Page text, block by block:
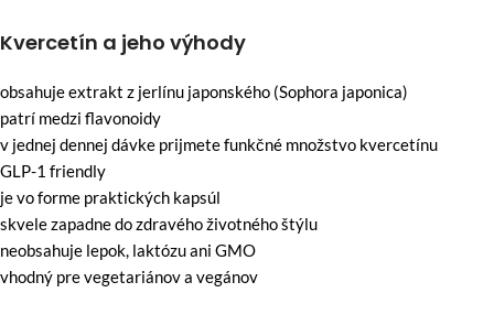
Kvercetín a jeho výhody
obsahuje extrakt z jerlínu japonského (Sophora japonica)
patrí medzi flavonoidy
v jednej dennej dávke prijmete funkčné množstvo kvercetínu
GLP-1 friendly
je vo forme praktických kapsúl
skvele zapadne do zdravého životného štýlu
neobsahuje lepok, laktózu ani GMO
vhodný pre vegetariánov a vegánov